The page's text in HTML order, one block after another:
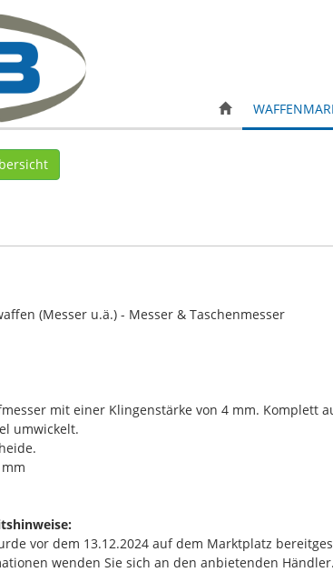
(Messer u.ä.) - Messer & Taschenmesser
mit einer Klingenstärke von 4 mm. Komplett
umwickelt.
vor dem 13.12.2024 auf dem Marktplatz
wenden Sie sich an den anbietenden Händler.